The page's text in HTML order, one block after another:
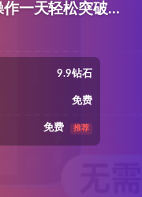
一天轻松突破
9.9钻石
免费
免费 推荐